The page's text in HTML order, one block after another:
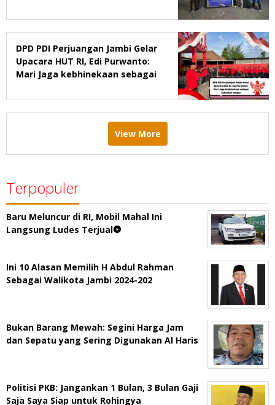
DPD PDI Perjuangan Jambi Gelar
Upacara HUT RI, Edi Purwanto:
Mari Jaga kebhinekaan sebagai
View More
Terpopuler
Baru Meluncur di RI, Mobil Mahal Ini
Langsung Ludes Terjual
Ini 10 Alasan Memilih H Abdul Rahman
Sebagai Walikota Jambi 2024-202
Bukan Barang Mewah: Segini Harga Jam
dan Sepatu yang Sering Digunakan Al Haris
Politisi PKB: Jangankan 1 Bulan, 3 Bulan Gaji
Saja Saya Siap untuk Rohingya